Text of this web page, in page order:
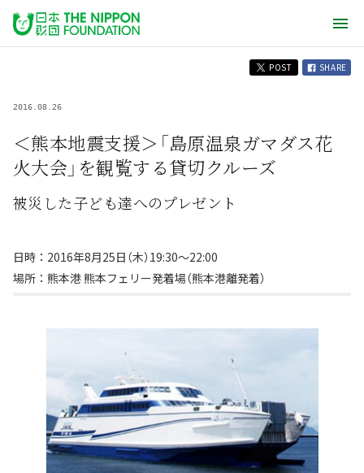
POST SHARE
2016.08.26
＜熊本地震支援＞「島原温泉ガマダス花
火大会」を観覧する貸切クルーズ
被災した子ども達へのプレゼント
日時：2016年8月25日（木）19:30～22:00
場所：熊本港 熊本フェリー発着場（熊本港離発着）